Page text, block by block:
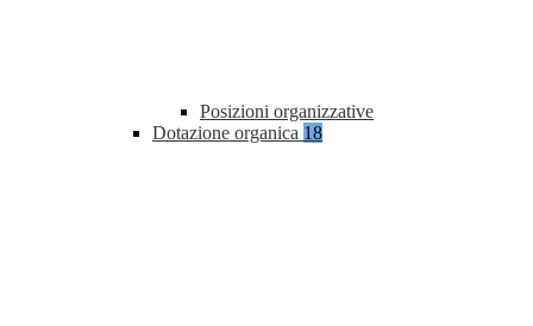
Posizioni organizzative
Dotazione organica 18